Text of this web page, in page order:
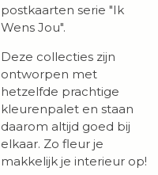
postkaarten serie "Ik
Wens Jou".
Deze collecties zijn
ontworpen met
hetzelfde prachtige
kleurenpalet en staan
daarom altijd goed bij
elkaar. Zo fleur je
makkelijk je interieur op!